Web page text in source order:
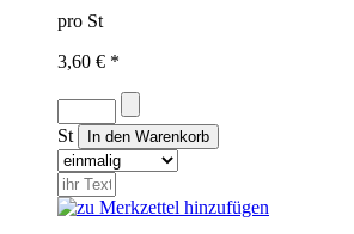
pro St
3,60 € *
St